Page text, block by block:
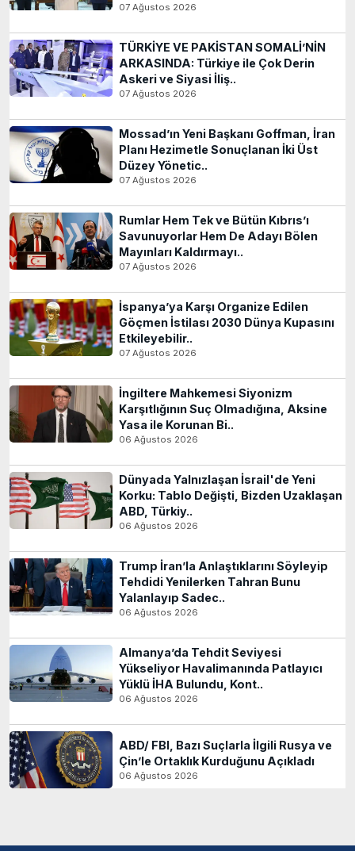
07 Ağustos 2026
TÜRKİYE VE PAKİSTAN SOMALİ’NİN
ARKASINDA: Türkiye ile Çok Derin
Askeri ve Siyasi İliş..
07 Ağustos 2026
Mossad’ın Yeni Başkanı Goffman, İran
Planı Hezimetle Sonuçlanan İki Üst
Düzey Yönetic..
07 Ağustos 2026
Rumlar Hem Tek ve Bütün Kıbrıs’ı
Savunuyorlar Hem De Adayı Bölen
Mayınları Kaldırmayı..
07 Ağustos 2026
İspanya’ya Karşı Organize Edilen
Göçmen İstilası 2030 Dünya Kupasını
Etkileyebilir..
07 Ağustos 2026
İngiltere Mahkemesi Siyonizm
Karşıtlığının Suç Olmadığına, Aksine
Yasa ile Korunan Bi..
06 Ağustos 2026
Dünyada Yalnızlaşan İsrail'de Yeni
Korku: Tablo Değişti, Bizden Uzaklaşan
ABD, Türkiy..
06 Ağustos 2026
Trump İran’la Anlaştıklarını Söyleyip
Tehdidi Yenilerken Tahran Bunu
Yalanlayıp Sadec..
06 Ağustos 2026
Almanya’da Tehdit Seviyesi
Yükseliyor Havalimanında Patlayıcı
Yüklü İHA Bulundu, Kont..
06 Ağustos 2026
ABD/ FBI, Bazı Suçlarla İlgili Rusya ve
Çin’le Ortaklık Kurduğunu Açıkladı
06 Ağustos 2026